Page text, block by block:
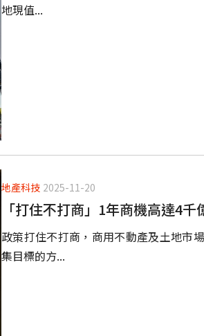
地現值...
地產科技 2025-11-20
「打住不打商」1年商機高達4
政策打住不打商，商用不動產及土地市
集目標的方...